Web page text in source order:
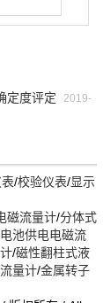
定度评定 2019-
/校验仪表/显示
磁流量计/分体式
池供电电磁流
/磁性翻柱式液
量计/金属转子